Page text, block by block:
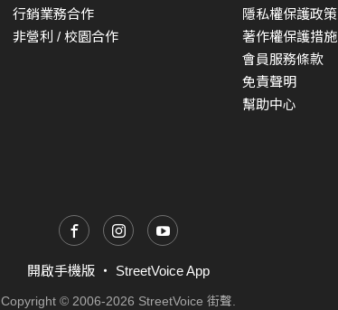
行銷業務合作
非營利 / 校園合作
隱私權保護政策
著作權保護措施
會員服務條款
免責聲明
幫助中心
開啟手機版 ・ StreetVoice App
Copyright © 2006-2026 StreetVoice 街聲.